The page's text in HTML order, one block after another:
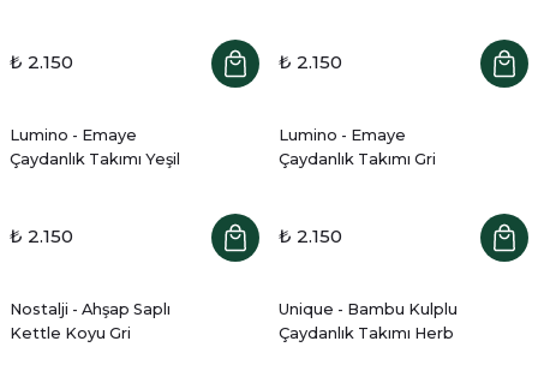
₺ 2.150 ₺ 2.150
Lumino - Emaye
Çaydanlık Takımı Yeşil
₺ 2.150
Lumino - Emaye
Çaydanlık Takımı Gri
₺ 2.150
Nostalji - Ahşap Saplı
Kettle Koyu Gri
Unique - Bambu Kulplu
Çaydanlık Takımı Herb